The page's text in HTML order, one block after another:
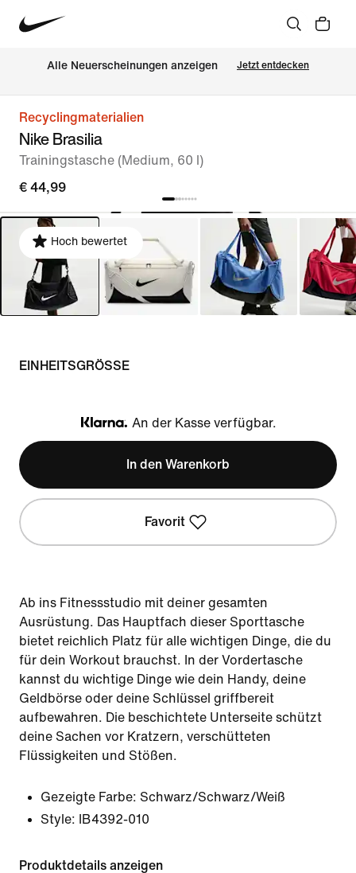
Alle Neuerscheinungen anzeigen Jetzt entdecken
Recyclingmaterialien
Nike Brasilia
Trainingstasche (Medium, 60 l)
€ 44,99
Hoch bewertet
EINHEITSGRÖSSE
Klarna
An der Kasse verfügbar.
In den Warenkorb
Favorit
Ab ins Fitnessstudio mit deiner gesamten
Ausrüstung. Das Hauptfach dieser Sporttasche
bietet reichlich Platz für alle wichtigen Dinge, die du
für dein Workout brauchst. In der Vordertasche
kannst du wichtige Dinge wie dein Handy, deine
Geldbörse oder deine Schlüssel griffbereit
aufbewahren. Die beschichtete Unterseite schützt
deine Sachen vor Kratzern, verschütteten
Flüssigkeiten und Stößen.
Gezeigte Farbe: Schwarz/Schwarz/Weiß
Style:
IB4392-010
Produktdetails anzeigen